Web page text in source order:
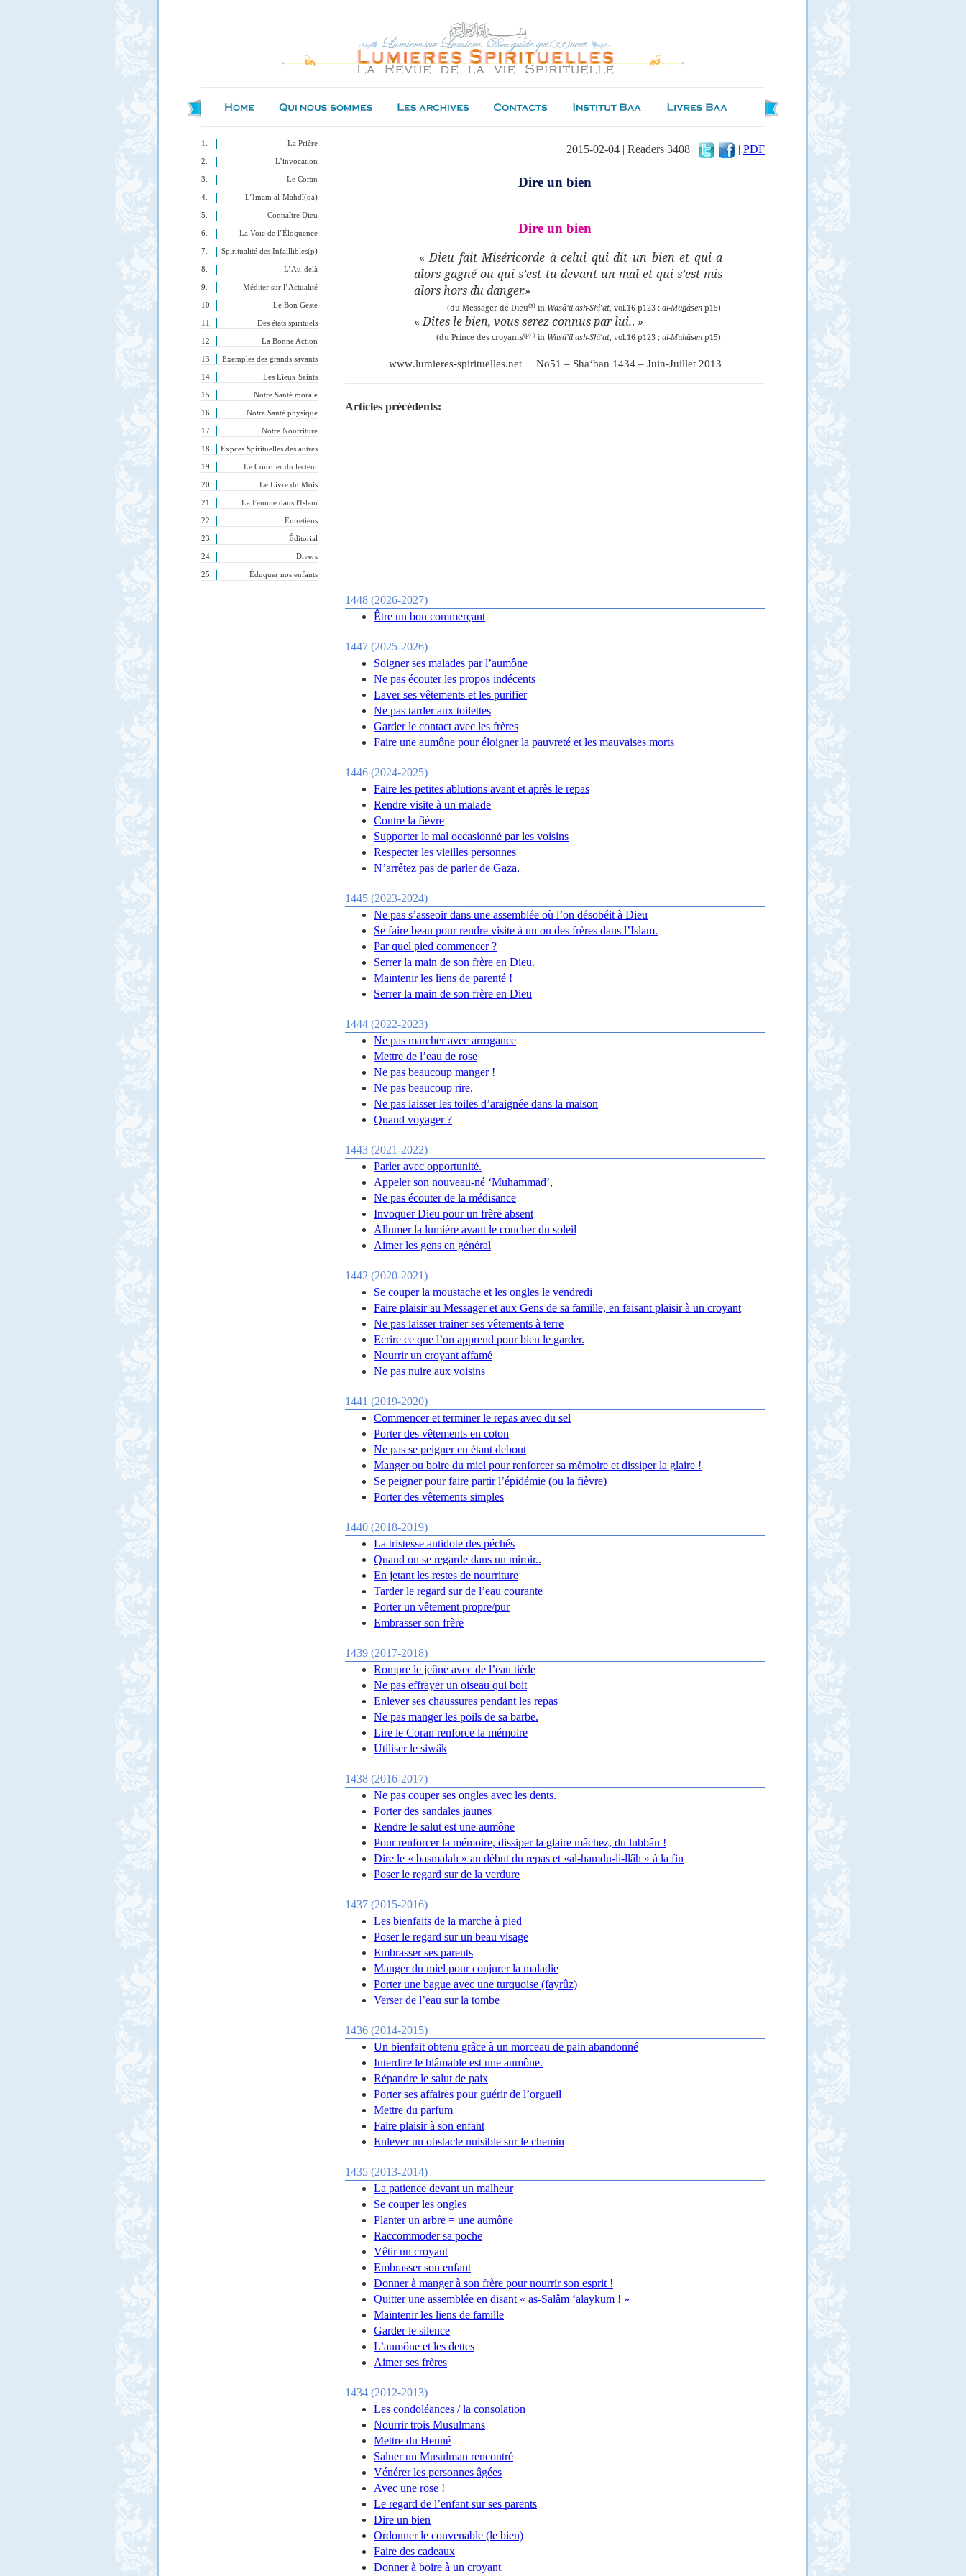
La Prière
L’invocation
Le Coran
L’Imam al-Mahdî(qa)
Connaître Dieu
La Voie de l’Éloquence
Spiritualité des Infaillibles(p)
L’Au-delà
Méditer sur l’Actualité
Le Bon Geste
Des états spirituels
La Bonne Action
Exemples des grands savants
Les Lieux Saints
Notre Santé morale
Notre Santé physique
Notre Nourriture
Expces Spirituelles des autres
Le Courrier du lecteur
Le Livre du Mois
La Femme dans l'Islam
Entretiens
Éditorial
Divers
Éduquer nos enfants
2015-02-04 | Readers 3408 | | PDF
Dire un bien
Dire un bien
«Dieu fait Miséricorde à celui qui dit un bien et qui a
alors gagné ou qui s’est tu devant un mal et qui s’est mis
alors hors du danger.»
(du Messager de Dieu(s)in Wasâ’il ash-Shî‘at, vol.16 p123 ; al-Muhâsenp15)
«Dites le bien, vous serez connus par lui.. »
(du Prince des croyants(p) )in Wasâ’il ash-Shî‘at, vol.16 p123 ; al-Muhâsenp15)
www.lumieres-spirituelles.net No51 – Sha‘ban 1434 – Juin-Juillet 2013
Articles précédents:
1448 (2026-2027)
Être un bon commerçant
1447 (2025-2026)
Soigner ses malades par l’aumône
Ne pas écouter les propos indécents
Laver ses vêtements et les purifier
Ne pas tarder aux toilettes
Garder le contact avec les frères
Faire une aumône pour éloigner la pauvreté et les mauvaises morts
1446 (2024-2025)
Faire les petites ablutions avant et après le repas
Rendre visite à un malade
Contre la fièvre
Supporter le mal occasionné par les voisins
Respecter les vieilles personnes
N’arrêtez pas de parler de Gaza.
1445 (2023-2024)
Ne pas s’asseoir dans une assemblée où l’on désobéit à Dieu
Se faire beau pour rendre visite à un ou des frères dans l’Islam.
Par quel pied commencer ?
Serrer la main de son frère en Dieu.
Maintenir les liens de parenté !
Serrer la main de son frère en Dieu
1444 (2022-2023)
Ne pas marcher avec arrogance
Mettre de l’eau de rose
Ne pas beaucoup manger !
Ne pas beaucoup rire.
Ne pas laisser les toiles d’araignée dans la maison
Quand voyager ?
1443 (2021-2022)
Parler avec opportunité.
Appeler son nouveau-né ‘Muhammad’,
Ne pas écouter de la médisance
Invoquer Dieu pour un frère absent
Allumer la lumière avant le coucher du soleil
Aimer les gens en général
1442 (2020-2021)
Se couper la moustache et les ongles le vendredi
Faire plaisir au Messager et aux Gens de sa famille, en faisant plaisir à un croyant
Ne pas laisser trainer ses vêtements à terre
Ecrire ce que l’on apprend pour bien le garder.
Nourrir un croyant affamé
Ne pas nuire aux voisins
1441 (2019-2020)
Commencer et terminer le repas avec du sel
Porter des vêtements en coton
Ne pas se peigner en étant debout
Manger ou boire du miel pour renforcer sa mémoire et dissiper la glaire !
Se peigner pour faire partir l’épidémie (ou la fièvre)
Porter des vêtements simples
1440 (2018-2019)
La tristesse antidote des péchés
Quand on se regarde dans un miroir..
En jetant les restes de nourriture
Tarder le regard sur de l’eau courante
Porter un vêtement propre/pur
Embrasser son frère
1439 (2017-2018)
Rompre le jeûne avec de l’eau tiède
Ne pas effrayer un oiseau qui boit
Enlever ses chaussures pendant les repas
Ne pas manger les poils de sa barbe.
Lire le Coran renforce la mémoire
Utiliser le siwâk
1438 (2016-2017)
Ne pas couper ses ongles avec les dents.
Porter des sandales jaunes
Rendre le salut est une aumône
Pour renforcer la mémoire, dissiper la glaire mâchez, du lubbân !
Dire le « basmalah » au début du repas et «al-hamdu-li-llâh » à la fin
Poser le regard sur de la verdure
1437 (2015-2016)
Les bienfaits de la marche à pied
Poser le regard sur un beau visage
Embrasser ses parents
Manger du miel pour conjurer la maladie
Porter une bague avec une turquoise (fayrûz)
Verser de l’eau sur la tombe
1436 (2014-2015)
Un bienfait obtenu grâce à un morceau de pain abandonné
Interdire le blâmable est une aumône.
Répandre le salut de paix
Porter ses affaires pour guérir de l’orgueil
Mettre du parfum
Faire plaisir à son enfant
Enlever un obstacle nuisible sur le chemin
1435 (2013-2014)
La patience devant un malheur
Se couper les ongles
Planter un arbre = une aumône
Raccommoder sa poche
Vêtir un croyant
Embrasser son enfant
Donner à manger à son frère pour nourrir son esprit !
Quitter une assemblée en disant « as-Salâm ‘alaykum ! »
Maintenir les liens de famille
Garder le silence
L’aumône et les dettes
Aimer ses frères
1434 (2012-2013)
Les condoléances / la consolation
Nourrir trois Musulmans
Mettre du Henné
Saluer un Musulman rencontré
Vénérer les personnes âgées
Avec une rose !
Le regard de l’enfant sur ses parents
Dire un bien
Ordonner le convenable (le bien)
Faire des cadeaux
Donner à boire à un croyant